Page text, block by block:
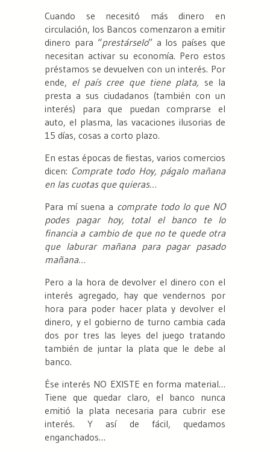
Cuando se necesitó más dinero en
circulación, los Bancos comenzaron a emitir
dinero para “prestárselo” a los países que
necesitan activar su economía. Pero estos
préstamos se devuelven con un interés. Por
ende, el país cree que tiene plata, se la
presta a sus ciudadanos (también con un
interés) para que puedan comprarse el
auto, el plasma, las vacaciones ilusorias de
15 días, cosas a corto plazo.
En estas épocas de fiestas, varios comercios
dicen: Comprate todo Hoy, págalo mañana
en las cuotas que quieras…
Para mí suena a comprate todo lo que NO
podes pagar hoy, total el banco te lo
financia a cambio de que no te quede otra
que laburar mañana para pagar pasado
mañana…
Pero a la hora de devolver el dinero con el
interés agregado, hay que vendernos por
hora para poder hacer plata y devolver el
dinero, y el gobierno de turno cambia cada
dos por tres las leyes del juego tratando
también de juntar la plata que le debe al
banco.
Ése interés NO EXISTE en forma material…
Tiene que quedar claro, el banco nunca
emitió la plata necesaria para cubrir ese
interés. Y así de fácil, quedamos
enganchados…